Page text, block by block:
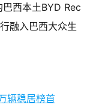
西本土BYD Rec
融入巴西大众生
辆稳居榜首